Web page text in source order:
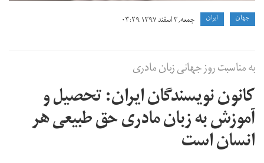
جهان ايران جمعه, ۳ اسفند ۱۳۹۷ ۰۳:۲۹
به مناسبت روز جهانی زبان مادری
کانون نویسندگان ایران: تحصیل و
آموزش به زبان مادری حق طبیعی هر
انسان است